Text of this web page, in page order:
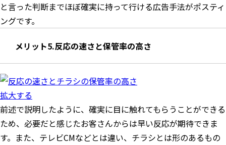
と言った判断までほぼ確実に持って行ける広告手法がポスティ
ングです。
メリット5.反応の速さと保管率の高さ
拡大する
前述で説明したように、確実に目に触れてもらうことができる
ため、必要だと感じたお客さんからは早い反応が期待できま
す。また、テレビCMなどとは違い、チラシとは形のあるもの